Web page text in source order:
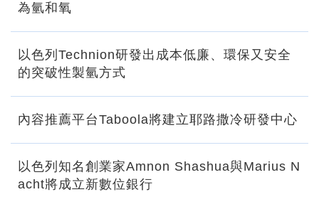
為氫和氧
以色列Technion研發出成本低廉、環保又安全
的突破性製氫方式
內容推薦平台Taboola將建立耶路撒冷研發中心
以色列知名創業家Amnon Shashua與Marius N
acht將成立新數位銀行